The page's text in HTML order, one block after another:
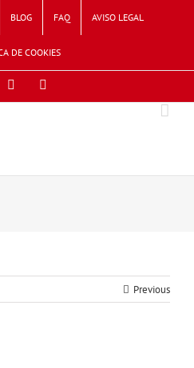
BLOG FAQ AVISO LEGAL
DE COOKIES
Twitter
Previous